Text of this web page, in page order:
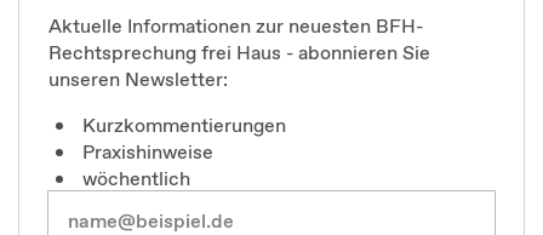
Aktuelle Informationen zur neuesten BFH-
Rechtsprechung frei Haus - abonnieren Sie
unseren Newsletter:
Kurzkommentierungen
Praxishinweise
wöchentlich